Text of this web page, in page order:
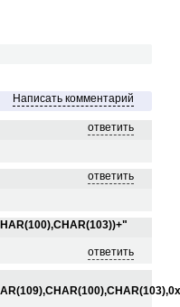
Написать комментарий
ответить
ответить
ответить